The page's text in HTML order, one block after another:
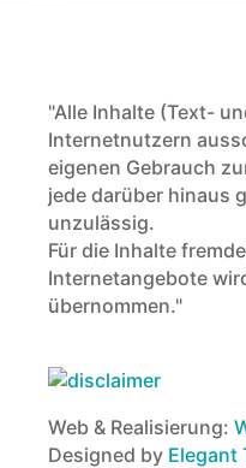
"Alle Inhalte (Text-
Internetnutzern
eigenen Gebrauch
jede darüber hinaus
unzulässig.
Für die Inhalte
Internetangebote
übernommen."
Web & Realisierung:
Designed by Elegant